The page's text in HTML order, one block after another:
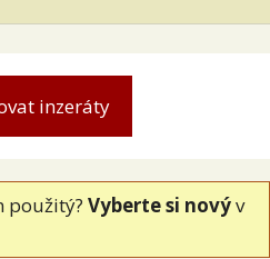
použitý? Vyberte si novýv
inzeráty